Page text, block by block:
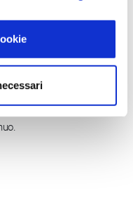
e l’efficienza delle
alla normalità;
e l’efficacia del SGCO